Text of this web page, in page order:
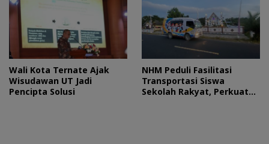
Wali Kota Ternate Ajak
Wisudawan UT Jadi
Pencipta Solusi
NHM Peduli Fasilitasi
Transportasi Siswa
Sekolah Rakyat, Perkuat